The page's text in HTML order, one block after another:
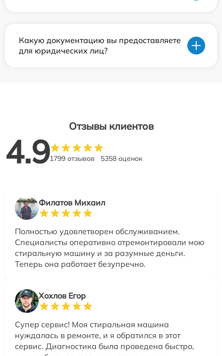
Какую документацию вы предоставляете
для юридических лиц?
Отзывы клиентов
4.91799 отзывов 5358 оценок
Филатов Михаил
Полностью удовлетворен обслуживанием.
Специалисты оперативно отремонтировали мою
стиральную машину и за разумные деньги.
Теперь она работает безупречно.
Хохлов Егор
Супер сервис! Моя стиральная машина
нуждалась в ремонте, и я обратился в этот
сервис. Диагностика была проведена быстро,